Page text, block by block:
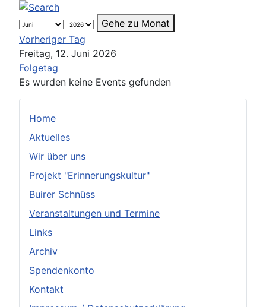
Home
Aktuelles
Wir über uns
Projekt "Erinnerungskultur"
Buirer Schnüss
Veranstaltungen und Termine
Links
Archiv
Spendenkonto
Kontakt
Gehe zu Monat
Vorheriger Tag
Freitag, 12. Juni 2026
Folgetag
Es wurden keine Events gefunden